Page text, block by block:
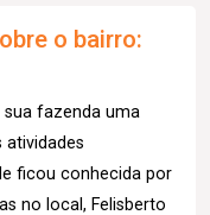
o bairro:
sua fazenda uma
atividades
ficou conhecida por
no local, Felisberto